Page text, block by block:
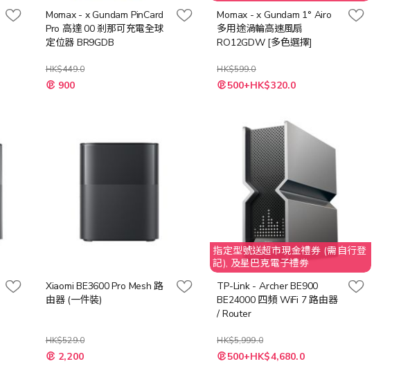
Momax - x Gundam PinCard
Pro 高達 00 剎那可充電全球
定位器 BR9GDB
HK$449.0
特
殊 900
Momax - x Gundam 1° Airo
多用途渦輪高速風扇
RO12GDW [多色選擇]
HK$599.0
500+HK$320.0
Xiaomi BE3600 Pro Mesh 路
由器 (一件裝)
HK$529.0
特
殊 2,200
指定型號送超市現金禮券 (需自行登
記), 及星巴克電子禮劵
TP-Link - Archer BE900
BE24000 四頻 WiFi 7 路由器
/ Router
HK$5,999.0
特
殊 500+HK$4,680.0